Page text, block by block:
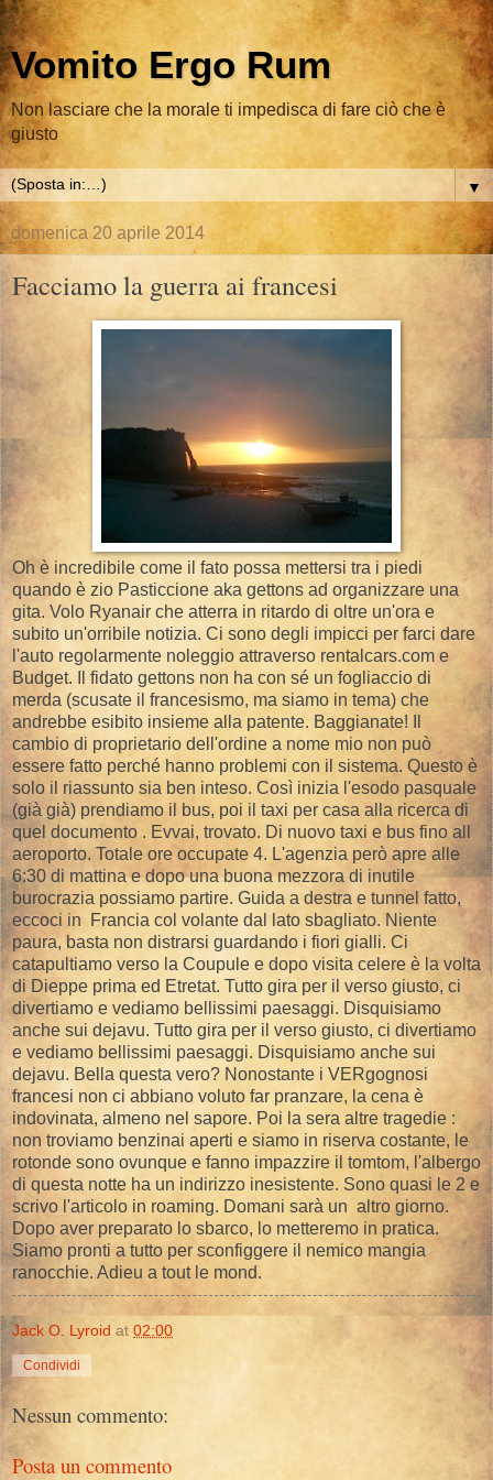
Vomito Ergo Rum
Non lasciare che la morale ti impedisca di fare ciò che è
giusto
▼
domenica 20 aprile 2014
Facciamo la guerra ai francesi
Oh è incredibile come il fato possa mettersi tra i piedi
quando è zio Pasticcione aka gettons ad organizzare una
gita. Volo Ryanair che atterra in ritardo di oltre un'ora e
subito un'orribile notizia. Ci sono degli impicci per farci dare
l'auto regolarmente noleggio attraverso rentalcars.com e
Budget. Il fidato gettons non ha con sé un fogliaccio di
merda (scusate il francesismo, ma siamo in tema) che
andrebbe esibito insieme alla patente. Baggianate! Il
cambio di proprietario dell'ordine a nome mio non può
essere fatto perché hanno problemi con il sistema. Questo è
solo il riassunto sia ben inteso. Così inizia l'esodo pasquale
(già già) prendiamo il bus, poi il taxi per casa alla ricerca di
quel documento . Evvai, trovato. Di nuovo taxi e bus fino all
aeroporto. Totale ore occupate 4. L'agenzia però apre alle
6:30 di mattina e dopo una buona mezzora di inutile
burocrazia possiamo partire. Guida a destra e tunnel fatto,
eccoci in Francia col volante dal lato sbagliato. Niente
paura, basta non distrarsi guardando i fiori gialli. Ci
catapultiamo verso la Coupule e dopo visita celere è la volta
di Dieppe prima ed Etretat. Tutto gira per il verso giusto, ci
divertiamo e vediamo bellissimi paesaggi. Disquisiamo
anche sui dejavu. Tutto gira per il verso giusto, ci divertiamo
e vediamo bellissimi paesaggi. Disquisiamo anche sui
dejavu. Bella questa vero? Nonostante i VERgognosi
francesi non ci abbiano voluto far pranzare, la cena è
indovinata, almeno nel sapore. Poi la sera altre tragedie :
non troviamo benzinai aperti e siamo in riserva costante, le
rotonde sono ovunque e fanno impazzire il tomtom, l'albergo
di questa notte ha un indirizzo inesistente. Sono quasi le 2 e
scrivo l'articolo in roaming. Domani sarà un altro giorno.
Dopo aver preparato lo sbarco, lo metteremo in pratica.
Siamo pronti a tutto per sconfiggere il nemico mangia
ranocchie. Adieu a tout le mond.
Jack O. Lyroid at 02:00
Condividi
Nessun commento:
Posta un commento